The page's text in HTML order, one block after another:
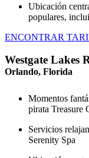
Ubicación
populares,
ENCONTRAR
Westgate Lakes
Orlando, Florida
Momentos
pirata Treasure
Servicios
Serenity Spa